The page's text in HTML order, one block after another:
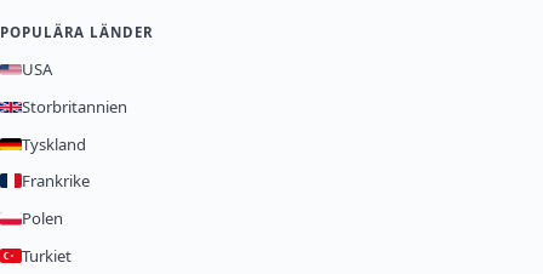
POPULÄRA LÄNDER
USA
Storbritannien
Tyskland
Frankrike
Polen
Turkiet